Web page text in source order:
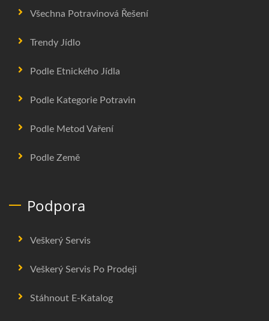
Všechna Potravinová Řešení
Trendy Jídlo
Podle Etnického Jídla
Podle Kategorie Potravin
Podle Metod Vaření
Podle Země
Podpora
Veškerý Servis
Veškerý Servis Po Prodeji
Stáhnout E-Katalog